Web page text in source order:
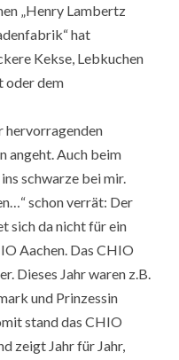
„Henry Lambertz
hat
Kekse, Lebkuchen
oder dem
hervorragenden
angeht. Auch beim
schwarze bei mir.
schon verrät: Der
sich da nicht für ein
Aachen. Das CHIO
Dieses Jahr waren z.B.
und Prinzessin
stand das CHIO
zeigt Jahr für Jahr,